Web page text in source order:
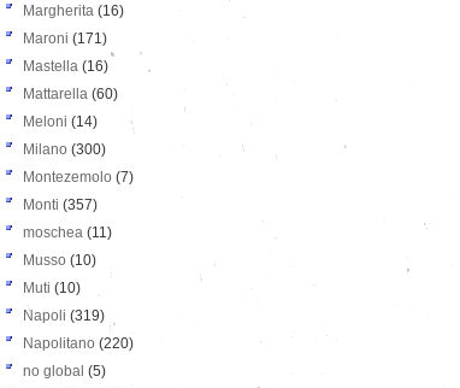
Margherita (16)
Maroni (171)
Mastella (16)
Mattarella (60)
Meloni (14)
Milano (300)
Montezemolo (7)
Monti (357)
moschea (11)
Musso (10)
Muti (10)
Napoli (319)
Napolitano (220)
no global (5)